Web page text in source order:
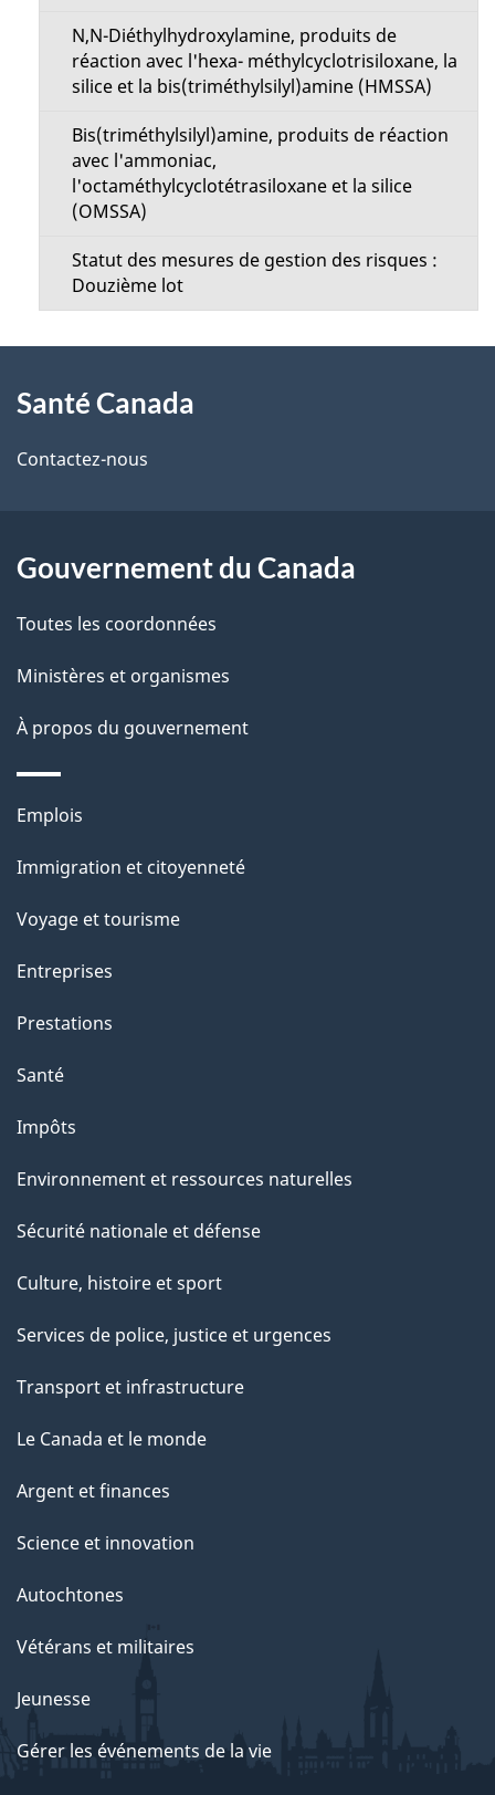
N,N-Diéthylhydroxylamine, produits de
réaction avec l'hexa- méthylcyclotrisiloxane, la
silice et la bis(triméthylsilyl)amine (HMSSA)
Bis(triméthylsilyl)amine, produits de réaction
avec l'ammoniac,
l'octaméthylcyclotétrasiloxane et la silice
(OMSSA)
Statut des mesures de gestion des risques :
Douzième lot
propos
de
site
Santé Canada
Contactez-nous
Gouvernement du Canada
Toutes les coordonnées
Ministères et organismes
À propos du gouvernement
Thèmes
sujets
Emplois
Immigration et citoyenneté
Voyage et tourisme
Entreprises
Prestations
Santé
Impôts
Environnement et ressources naturelles
Sécurité nationale et défense
Culture, histoire et sport
Services de police, justice et urgences
Transport et infrastructure
Le Canada et le monde
Argent et finances
Science et innovation
Autochtones
Vétérans et militaires
Jeunesse
Gérer les événements de la vie